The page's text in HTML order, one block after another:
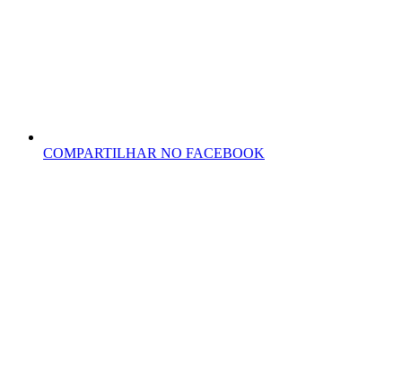
COMPARTILHAR NO FACEBOOK